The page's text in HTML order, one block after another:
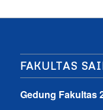
FAKULTAS
Gedung Fakultas